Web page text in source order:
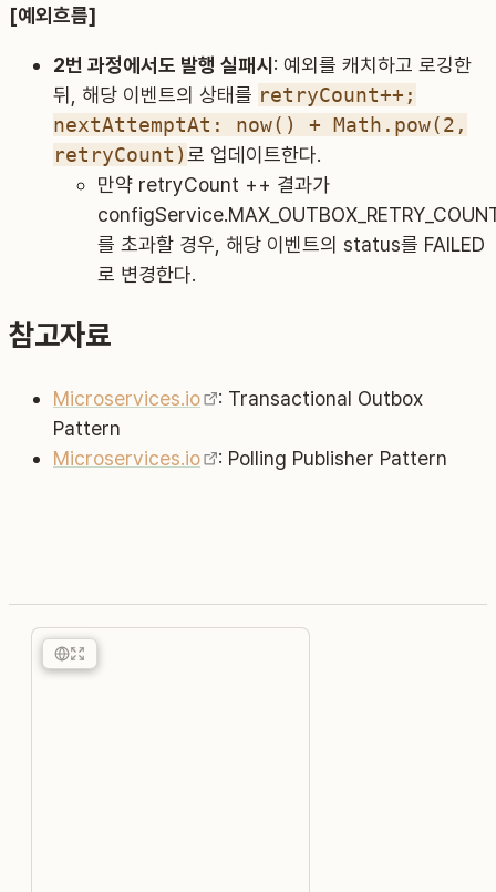
[예외흐름]
2번 과정에서도 발행 실패시: 예외를 캐치하고 로깅한
뒤, 해당 이벤트의 상태를 retryCount++;
nextAttemptAt: now() + Math.pow(2,
retryCount)로 업데이트한다.
만약 retryCount ++ 결과가
를 초과할 경우, 해당 이벤트의 status를 FAILED
로 변경한다.
참고자료
Microservices.io
: Transactional Outbox
Pattern
Microservices.io
: Polling Publisher Pattern